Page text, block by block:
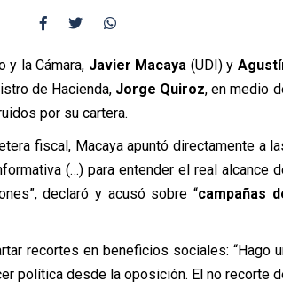
y la Cámara, Javier Macaya (UDI) y
de Hacienda, Jorge Quiroz, en medio
por su cartera.
fiscal, Macaya apuntó directamente a
(…) para entender el real alcance
declaró y acusó sobre “campañas
recortes en beneficios sociales: “Hago
política desde la oposición. El no recorte